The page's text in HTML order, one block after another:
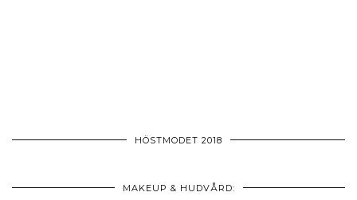
HÖSTMODET 2018
MAKEUP & HUDVÅRD: